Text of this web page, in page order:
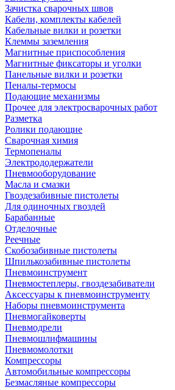
Зачистка сварочных швов
Кабели, комплекты кабелей
Кабельные вилки и розетки
Клеммы заземления
Магнитные приспособления
Магнитные фиксаторы и уголки
Панельные вилки и розетки
Пеналы-термосы
Подающие механизмы
Прочее для электросварочных работ
Разметка
Ролики подающие
Сварочная химия
Термопеналы
Электрододержатели
Пневмооборудование
Масла и смазки
Гвоздезабивные пистолеты
Для одиночных гвоздей
Барабанные
Отделочные
Реечные
Скобозабивные пистолеты
Шпилькозабивные пистолеты
Пневмоинструмент
Пневмостеплеры, гвоздезабиватели
Аксессуары к пневмоинструменту
Наборы пневмоинструмента
Пневмогайковерты
Пневмодрели
Пневмошлифмашины
Пневмомолотки
Компрессоры
Автомобильные компрессоры
Безмасляные компрессоры